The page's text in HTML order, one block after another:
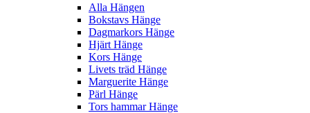
Alla Hängen
Bokstavs Hänge
Dagmarkors Hänge
Hjärt Hänge
Kors Hänge
Livets träd Hänge
Marguerite Hänge
Pärl Hänge
Tors hammar Hänge